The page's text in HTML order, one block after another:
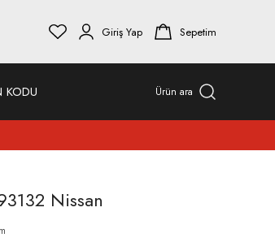
Giriş Yap Sepetim
KODU Ürün ara
Nissan